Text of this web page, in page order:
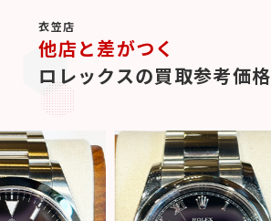
衣笠店
他店と差がつく
ロレックスの買取参考価格